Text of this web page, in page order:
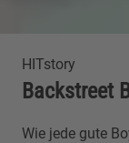
HITstory
Backstreet
Wie jede gute